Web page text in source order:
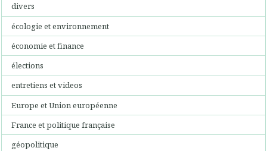
divers
écologie et environnement
économie et finance
élections
entretiens et videos
Europe et Union européenne
France et politique française
géopolitique